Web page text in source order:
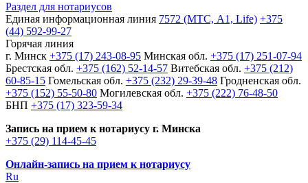
Раздел для нотариусов
Единая информационная линия 7572 (МТС, A1, Life) +375
(44) 592-99-27
Горячая линия
г. Минск +375 (17) 243-08-95 Минская обл. +375 (17) 251-07-94
Брестская обл. +375 (162) 52-14-57 Витебская обл. +375 (212)
60-85-15 Гомельская обл. +375 (232) 29-39-48 Гродненская обл.
+375 (152) 55-50-80 Могилевская обл. +375 (222) 76-48-50
БНП +375 (17) 323-59-34
Запись на прием к нотариусу г. Минска
+375 (29) 114-45-45
Онлайн-запись на прием к нотариусу
Ru